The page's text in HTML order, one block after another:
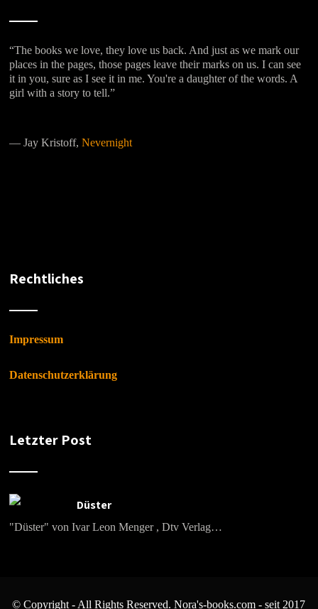
“The books we love, they love us back. And just as we mark our
places in the pages, those pages leave their marks on us. I can see
it in you, sure as I see it in me. You're a daughter of the words. A
girl with a story to tell.”
―Jay Kristoff,Nevernight
Rechtliches
Impressum
Datenschutzerklärung
Letzter Post
Düster
"Düster" von Ivar Leon Menger , Dtv Verlag…
© Copyright - All Rights Reserved. Nora's-books.com - seit 2017